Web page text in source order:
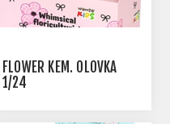
FLOWER KEM. OLOVKA
1/24